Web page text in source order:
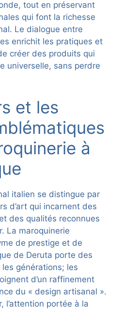
tout en préservant
qui font la richesse
Le dialogue entre
enrichit les pratiques et
créer des produits qui
universelle, sans perdre
et les
à
italien se distingue par
d’art qui incarnent des
des qualités reconnues
La maroquinerie
de prestige et de
de Deruta porte des
générations; les
d’un raffinement
du « design artisanal ».
l’attention portée à la